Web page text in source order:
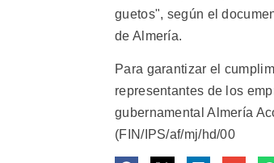
guetos", según el
de Almería.
Para garantizar el
representantes de los
gubernamental Almería
(FIN/IPS/af/mj/hd/00